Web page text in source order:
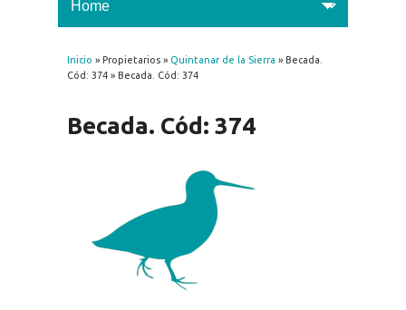
You are here
Inicio » Propietarios » Quintanar de la Sierra » Becada.
Cód: 374 » Becada. Cód: 374
Becada. Cód: 374